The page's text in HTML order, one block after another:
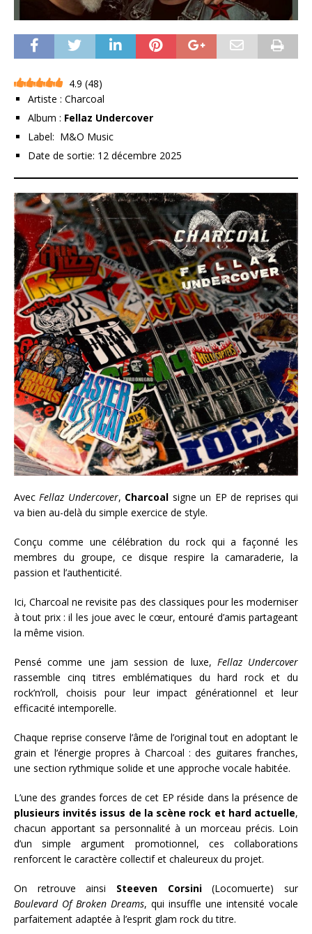
4.9 (48)
Artiste : Charcoal
Album : Fellaz Undercover
Label: M&O Music
Date de sortie: 12 décembre 2025
AvecFellaz Undercover, Charcoal signe un EP de reprises qui
va bien au-delà du simple exercice de style.
Conçu comme une célébration du rock qui a façonné les
membres du groupe, ce disque respire la camaraderie, la
passion et l’authenticité.
Ici, Charcoal ne revisite pas des classiques pour les moderniser
à tout prix : il les joue avec le cœur, entouré d’amis partageant
la même vision.
Pensé comme une jam session de luxe, Fellaz Undercover
rassemble cinq titres emblématiques du hard rock et du
rock’n’roll, choisis pour leur impact générationnel et leur
efficacité intemporelle.
Chaque reprise conserve l’âme de l’original tout en adoptant le
grain et l’énergie propres à Charcoal : des guitares franches,
une section rythmique solide et une approche vocale habitée.
L’une des grandes forces de cet EP réside dans la présence de
plusieurs invités issus de la scène rock et hard actuelle,
chacun apportant sa personnalité à un morceau précis. Loin
d’un simple argument promotionnel, ces collaborations
renforcent le caractère collectif et chaleureux du projet.
On retrouve ainsi Steeven Corsini(Locomuerte) sur
Boulevard Of Broken Dreams, qui insuffle une intensité vocale
parfaitement adaptée à l’esprit glam rock du titre.